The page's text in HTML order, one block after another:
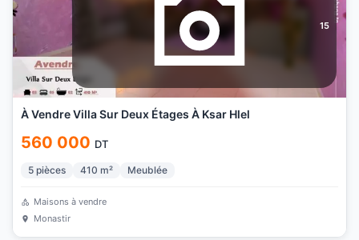
15
À Vendre Villa Sur Deux Étages À Ksar Hlel
560 000 DT
5 pièces 410 m² Meublée
Maisons à vendre
Monastir